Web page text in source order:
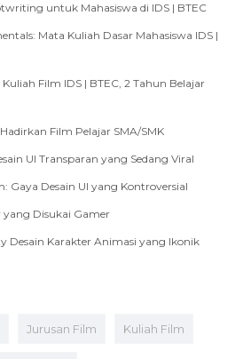
untuk Mahasiswa di IDS | BTEC
Mata Kuliah Dasar Mahasiswa IDS |
Film IDS | BTEC, 2 Tahun Belajar
Film Pelajar SMA/SMK
UI Transparan yang Sedang Viral
Gaya Desain UI yang Kontroversial
yang Disukai Gamer
Desain Karakter Animasi yang Ikonik
Jurusan Film Kuliah Film